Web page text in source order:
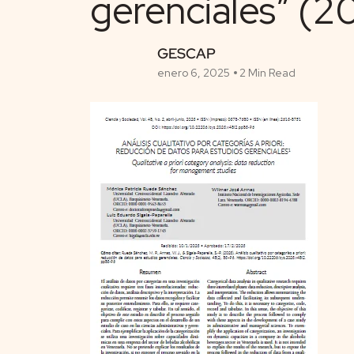
gerenciales”
GESCAP
enero 6, 2025 2 Min Read